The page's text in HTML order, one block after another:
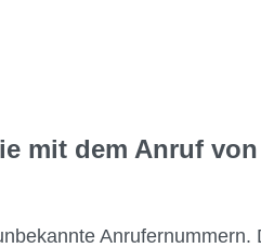
mit dem Anruf von